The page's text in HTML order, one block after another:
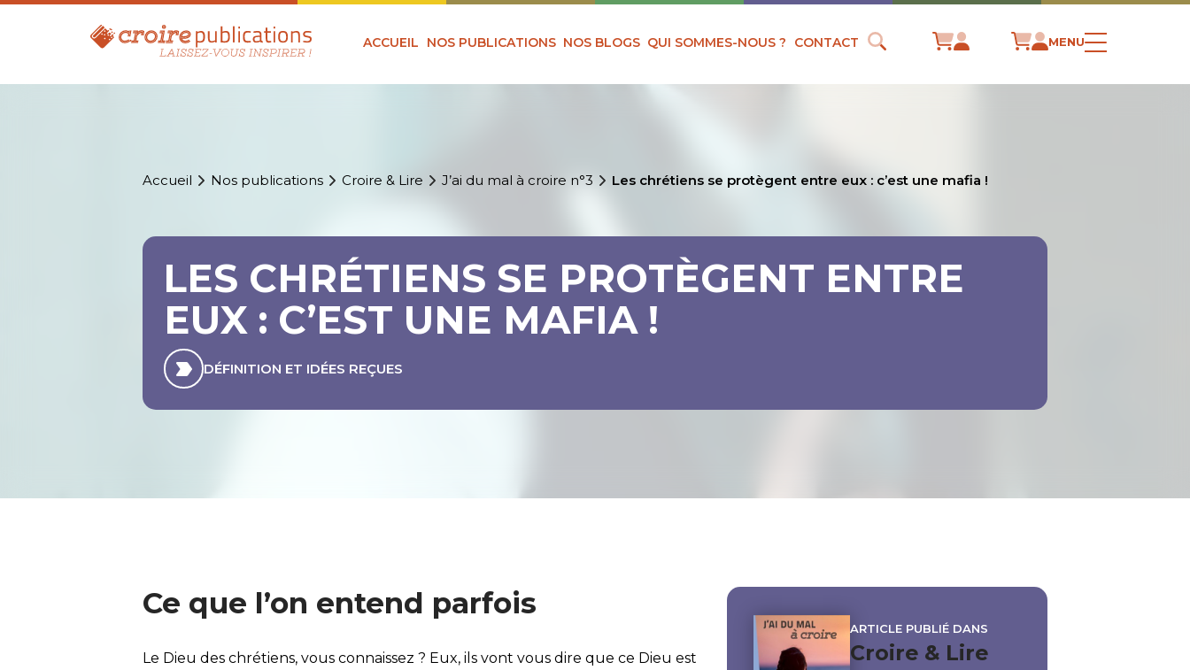
ACCUEIL NOS PUBLICATIONS NOS BLOGS QUI SOMMES-NOUS ? CONTACT MENU
Accueil Nos publications Croire & Lire J’ai du mal à croire n°3 Les chrétiens se protègent entre eux : c’est une mafia !
LES CHRÉTIENS SE PROTÈGENT ENTRE
EUX : C’EST UNE MAFIA !
DÉFINITION ET IDÉES REÇUES
Ce que l’on entend parfois
Le Dieu des chrétiens, vous connaissez ? Eux, ils vont vous dire que ce Dieu est
ARTICLE PUBLIÉ DANS
Croire & Lire